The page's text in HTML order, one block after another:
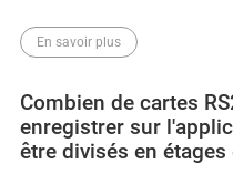
En savoir plus
Combien de cartes
enregistrer sur
être divisés en